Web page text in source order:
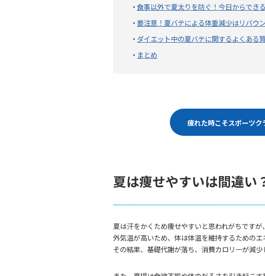
食事以外で夏太りを防ぐ！今日からでき
要注意！夏バテによる体重減少はリバウ
ダイエット中の夏バテに関するよくある
まとめ
疲れた時こそスポーツク
夏は痩せやすいは間違い
夏は汗をかくため痩せやすいと思われがちです
外気温が高いため、体は体温を維持するためのエ
その結果、基礎代謝が落ち、消費カロリーが減少